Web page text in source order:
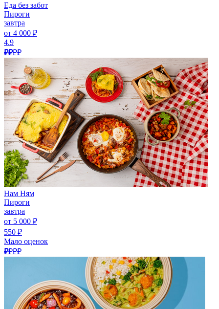
Еда без забот
Пироги
завтра
от 4 000 ₽
4.9
₽₽₽₽
Нам Ням
Пироги
завтра
от 5 000 ₽
550 ₽
Мало оценок
₽₽₽₽